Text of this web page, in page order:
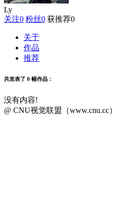
Ly
关注0 粉丝0 获推荐0
关于
作品
推荐
共发表了 0 幅作品：
没有内容!
@ CNU视觉联盟（www.cnu.cc）